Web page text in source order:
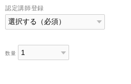
認定講師登録
数量